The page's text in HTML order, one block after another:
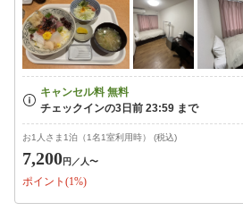
お1人さま1泊（1名1室利用時） (税込)
7,200円 ／人〜
ポイント(1%)